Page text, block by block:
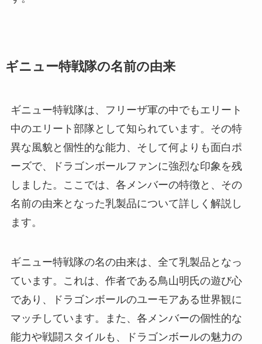
ギニュー特戦隊の名前の由来
ギニュー特戦隊は、フリーザ軍の中でもエリート
中のエリート部隊として知られています。その特
異な風貌と個性的な能力、そして何よりも面白ポ
ーズで、ドラゴンボールファンに強烈な印象を残
しました。ここでは、各メンバーの特徴と、その
名前の由来となった乳製品について詳しく解説し
ます。
ギニュー特戦隊の名の由来は、全て乳製品となっ
ています。これは、作者である鳥山明氏の遊び心
であり、ドラゴンボールのユーモアある世界観に
マッチしています。また、各メンバーの個性的な
能力や戦闘スタイルも、ドラゴンボールの魅力の